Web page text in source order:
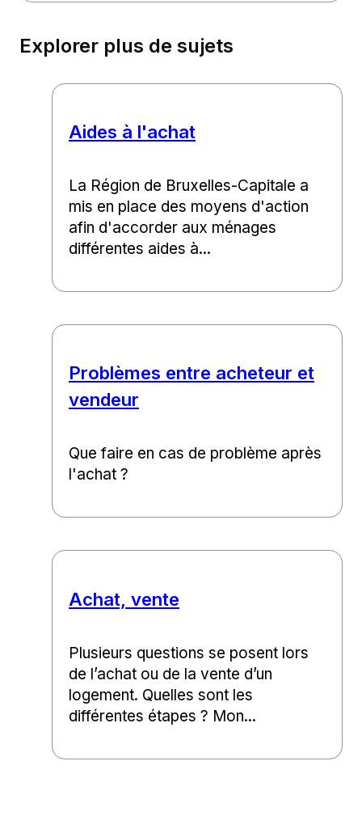
Explorer plus de sujets
Aides à l'achat
La Région de Bruxelles-Capitale a
mis en place des moyens d'action
afin d'accorder aux ménages
différentes aides à...
Problèmes entre acheteur et
vendeur
Que faire en cas de problème après
l'achat ?
Achat, vente
Plusieurs questions se posent lors
de l’achat ou de la vente d’un
logement. Quelles sont les
différentes étapes ? Mon...